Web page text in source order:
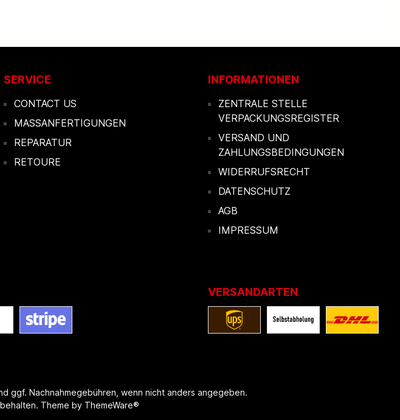
SERVICE
CONTACT US
MASSANFERTIGUNGEN
REPARATUR
RETOURE
INFORMATIONEN
ZENTRALE STELLE
VERPACKUNGSREGISTER
VERSAND UND
ZAHLUNGSBEDINGUNGEN
WIDERRUFSRECHT
DATENSCHUTZ
AGB
IMPRESSUM
VERSANDARTEN
ggf. Nachnahmegebühren, wenn nicht anders angegeben.
Theme by ThemeWare®